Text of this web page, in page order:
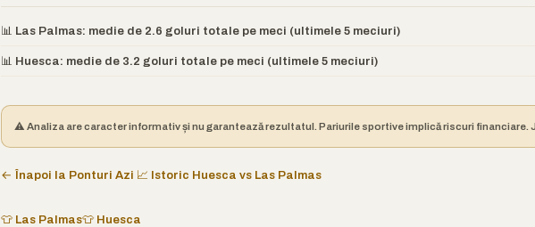
📊 Las Palmas: medie de 2.6 goluri totale pe meci (ultimele 5 meciuri)
📊 Huesca: medie de 3.2 goluri totale pe meci (ultimele 5 meciuri)
⚠️ Analiza are caracter informativ și nu garantează rezultatul. Pariurile sportive implică riscuri financiare.
← Înapoi la Ponturi Azi 📈 Istoric Huesca vs Las Palmas
👕 Las Palmas👕 Huesca